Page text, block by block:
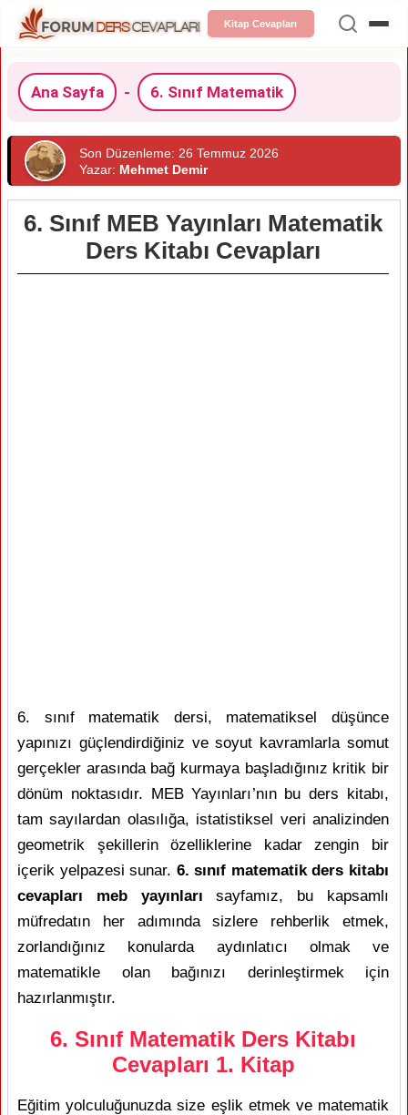
Kitap Cevapları
Ana Sayfa - 6. Sınıf Matematik
Son Düzenleme: 26 Temmuz 2026
Yazar: Mehmet Demir
6. Sınıf MEB Yayınları Matematik
Ders Kitabı Cevapları
6. sınıf matematik dersi, matematiksel düşünce
yapınızı güçlendirdiğiniz ve soyut kavramlarla somut
gerçekler arasında bağ kurmaya başladığınız kritik bir
dönüm noktasıdır. MEB Yayınları’nın bu ders kitabı,
tam sayılardan olasılığa, istatistiksel veri analizinden
geometrik şekillerin özelliklerine kadar zengin bir
içerik yelpazesi sunar. 6. sınıf matematik ders kitabı
cevapları meb yayınları sayfamız, bu kapsamlı
müfredatın her adımında sizlere rehberlik etmek,
zorlandığınız konularda aydınlatıcı olmak ve
matematikle olan bağınızı derinleştirmek için
hazırlanmıştır.
6. Sınıf Matematik Ders Kitabı
Cevapları 1. Kitap
Eğitim yolculuğunuzda size eşlik etmek ve matematik